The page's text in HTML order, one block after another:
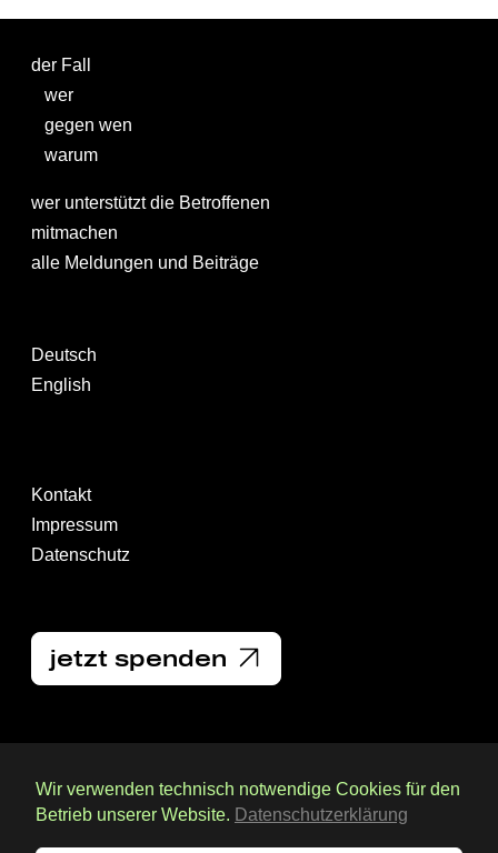
Wir verwenden technisch notwendige Cookies für den
Betrieb unserer Website. Datenschutzerklärung
der Fall
wer
gegen wen
warum
wer unterstützt die Betroffenen
mitmachen
alle Meldungen und Beiträge
Deutsch
English
Kontakt
Impressum
Datenschutz
jetzt spenden